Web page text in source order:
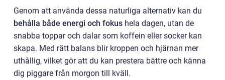
Genom att använda dessa naturliga alternativ kan du
behålla både energi och fokus hela dagen, utan de
snabba toppar och dalar som koffein eller socker kan
skapa. Med rätt balans blir kroppen och hjärnan mer
uthållig, vilket gör att du kan prestera bättre och känna
dig piggare från morgon till kväll.